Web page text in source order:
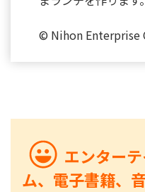
© Nihon Enterprise
エンター
ム、電子書籍、